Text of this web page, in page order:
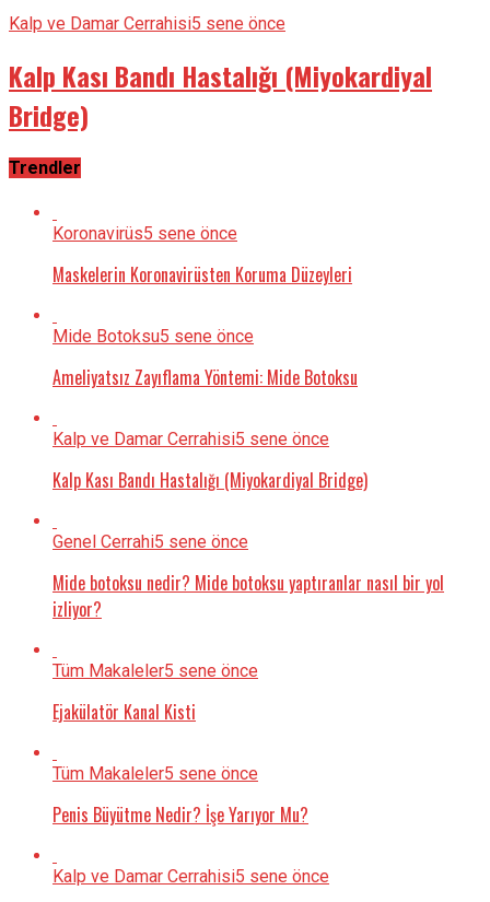
Kalp ve Damar Cerrahisi5 sene önce
Kalp Kası Bandı Hastalığı (Miyokardiyal
Bridge)
Trendler
Koronavirüs5 sene önce
Maskelerin Koronavirüsten Koruma Düzeyleri
Mide Botoksu5 sene önce
Ameliyatsız Zayıflama Yöntemi: Mide Botoksu
Kalp ve Damar Cerrahisi5 sene önce
Kalp Kası Bandı Hastalığı (Miyokardiyal Bridge)
Genel Cerrahi5 sene önce
Mide botoksu nedir? Mide botoksu yaptıranlar nasıl bir yol
izliyor?
Tüm Makaleler5 sene önce
Ejakülatör Kanal Kisti
Tüm Makaleler5 sene önce
Penis Büyütme Nedir? İşe Yarıyor Mu?
Kalp ve Damar Cerrahisi5 sene önce